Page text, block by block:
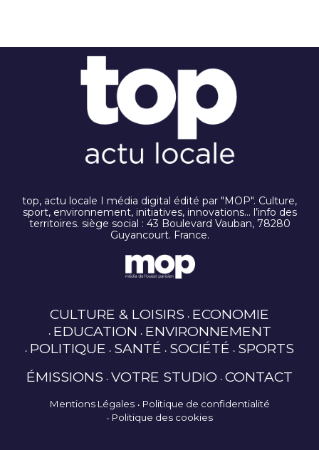
top, actu locale I média digital édité par "MOP". Culture,
sport, environnement, initiatives, innovations… l’info des
territoires. siège social : 43 Boulevard Vauban, 78280
Guyancourt. France.
CULTURE & LOISIRS ECONOMIE
EDUCATION ENVIRONNEMENT
POLITIQUE SANTÉ SOCIÉTÉ SPORTS
ÉMISSIONS VOTRE STUDIO CONTACT
Mentions Légales
Politique de confidentialité
Politique des cookies